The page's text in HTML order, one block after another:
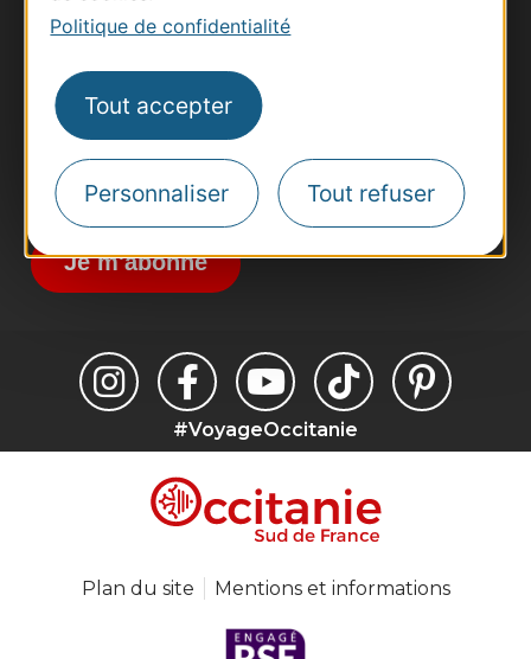
Politique de confidentialité
Tout accepter
Personnaliser Tout refuser
Pros d'Occitanie
Voyagistes
Destination Sport
Inscrivez-vous à la lettre d'information
Destination Occitanie pour recevoir des
suggestions de séjours, de visites et de sorties.
Je m'abonne
#VoyageOccitanie
Plan du site Mentions et informations